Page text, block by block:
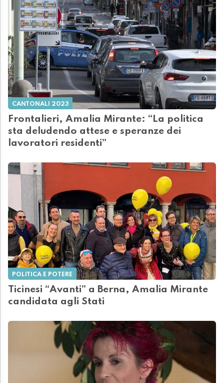
CANTONALI 2023
Frontalieri, Amalia Mirante: “La politica
sta deludendo attese e speranze dei
lavoratori residenti”
POLITICA E POTERE
Ticinesi “Avanti” a Berna, Amalia Mirante
candidata agli Stati